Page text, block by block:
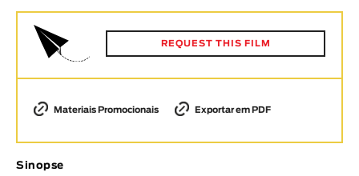
Animar
DURAÇÃO
< / >
GÉNERO
Ficção
REQUEST THIS FILM
Materiais Promocionais Exportar em PDF
Sinopse